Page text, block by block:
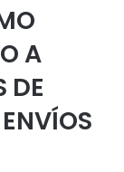
A
DE